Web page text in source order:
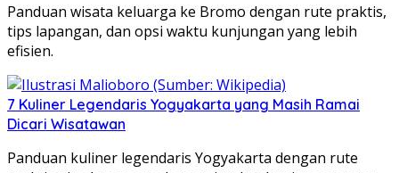
Panduan wisata keluarga ke Bromo dengan rute praktis,
tips lapangan, dan opsi waktu kunjungan yang lebih
efisien.
7 Kuliner Legendaris Yogyakarta yang Masih Ramai
Dicari Wisatawan
Panduan kuliner legendaris Yogyakarta dengan rute